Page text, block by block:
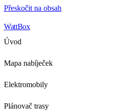
Přeskočit na obsah
WattBox
Úvod
Mapa nabíječek
Elektromobily
Plánovač trasy